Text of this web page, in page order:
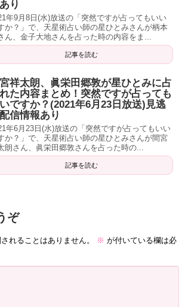
る、いければ４人。
うがいい。
。２月までにすると人生の波がよくな
婚できる。
見たいなら、フジテレビの動画見放
イアルを今なら実施中！
みてくださいね！
り
年9月8日(水)放送の「突然ですが占ってもいい
か？」で、天星術占い師の星ひとみさんが柄本
ん、金子大地さんを占った時の内容をま...
記事を読む
祥太朗、眞栄田郷敦が星ひとみに占
た内容まとめ！突然ですが占っても
ですか？(2021年6月23日放送)見逃
信情報あり
年6月23日(水)放送の「突然ですが占ってもいい
か？」で、天星術占い師の星ひとみさんが間宮
朗さん、眞栄田郷敦さんを占った時の...
記事を読む
ぞ
れることはありません。 ※ が付いている欄は必